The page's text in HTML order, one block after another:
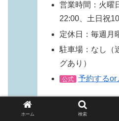
営業時間：火曜
22:00、土日祝
定休日：毎週月
駐車場：なし（
グあり）
公式 予約するor
ホーム 検索